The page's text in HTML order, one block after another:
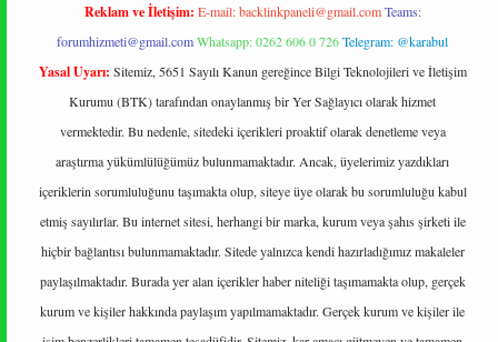
Reklam ve İletişim: E-mail:backlinkpaneli@gmail.com Teams:
forumhizmeti@gmail.comWhatsapp: 0262 606 0 726Telegram: @karabul
Yasal Uyarı: Sitemiz, 5651 Sayılı Kanun gereğince Bilgi Teknolojileri ve İletişim
Kurumu (BTK) tarafından onaylanmış bir Yer Sağlayıcı olarak hizmet
vermektedir. Bu nedenle, sitedeki içerikleri proaktif olarak denetleme veya
araştırma yükümlülüğümüz bulunmamaktadır. Ancak, üyelerimiz yazdıkları
içeriklerin sorumluluğunu taşımakta olup, siteye üye olarak bu sorumluluğu kabul
etmiş sayılırlar. Bu internet sitesi, herhangi bir marka, kurum veya şahıs şirketi ile
hiçbir bağlantısı bulunmamaktadır. Sitede yalnızca kendi hazırladığımız makaleler
paylaşılmaktadır. Burada yer alan içerikler haber niteliği taşımamakta olup, gerçek
kurum ve kişiler hakkında paylaşım yapılmamaktadır. Gerçek kurum ve kişiler ile